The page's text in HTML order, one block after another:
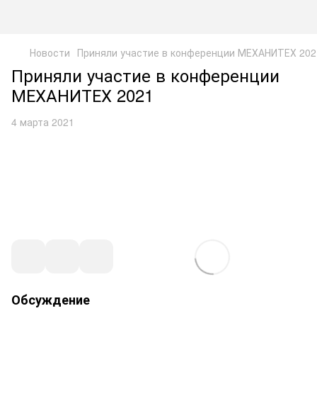
Новости Приняли участие в конференции МЕХАНИТЕХ
Приняли участие в конференции
МЕХАНИТЕХ 2021
4 марта 2021
Обсуждение